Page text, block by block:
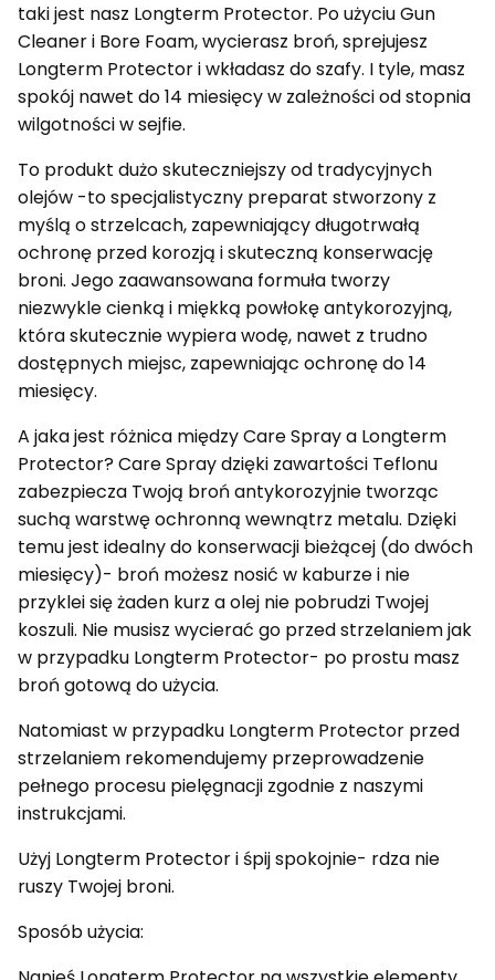
taki jest nasz Longterm Protector. Po użyciu Gun
Cleaner i Bore Foam, wycierasz broń, sprejujesz
Longterm Protector i wkładasz do szafy. I tyle, masz
spokój nawet do 14 miesięcy w zależności od stopnia
wilgotności w sejfie.
To produkt dużo skuteczniejszy od tradycyjnych
olejów -to specjalistyczny preparat stworzony z
myślą o strzelcach, zapewniający długotrwałą
ochronę przed korozją i skuteczną konserwację
broni. Jego zaawansowana formuła tworzy
niezwykle cienką i miękką powłokę antykorozyjną,
która skutecznie wypiera wodę, nawet z trudno
dostępnych miejsc, zapewniając ochronę do 14
miesięcy.
A jaka jest różnica między Care Spray a Longterm
Protector? Care Spray dzięki zawartości Teflonu
zabezpiecza Twoją broń antykorozyjnie tworząc
suchą warstwę ochronną wewnątrz metalu. Dzięki
temu jest idealny do konserwacji bieżącej (do dwóch
miesięcy)- broń możesz nosić w kaburze i nie
przyklei się żaden kurz a olej nie pobrudzi Twojej
koszuli. Nie musisz wycierać go przed strzelaniem jak
w przypadku Longterm Protector- po prostu masz
broń gotową do użycia.
Natomiast w przypadku Longterm Protector przed
strzelaniem rekomendujemy przeprowadzenie
pełnego procesu pielęgnacji zgodnie z naszymi
instrukcjami.
Użyj Longterm Protector i śpij spokojnie- rdza nie
ruszy Twojej broni.
Sposób użycia: